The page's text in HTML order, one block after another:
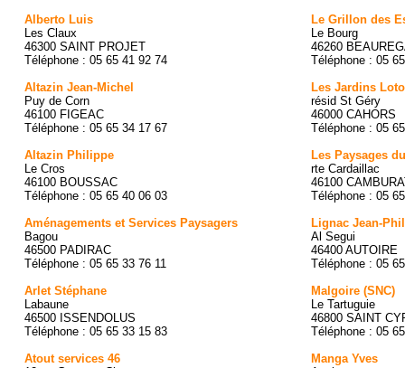
Alberto Luis
Les Claux
46300 SAINT PROJET
Téléphone : 05 65 41 92 74
Altazin Jean-Michel
Puy de Corn
46100 FIGEAC
Téléphone : 05 65 34 17 67
Altazin Philippe
Le Cros
46100 BOUSSAC
Téléphone : 05 65 40 06 03
Aménagements et Services Paysagers
Bagou
46500 PADIRAC
Téléphone : 05 65 33 76 11
Arlet Stéphane
Labaune
46500 ISSENDOLUS
Téléphone : 05 65 33 15 83
Atout services 46
Le Grillon des
Le Bourg
46260
Téléphone : 05
Les Jardins
résid St Géry
46000 CAHORS
Téléphone : 05
Les Paysages
rte Cardaillac
46100
Téléphone : 05
Lignac Jean-
Al Segui
46400 AUTOIRE
Téléphone : 05
Malgoire (SNC)
Le Tartuguie
46800 SAINT
Téléphone : 05
Manga Yves